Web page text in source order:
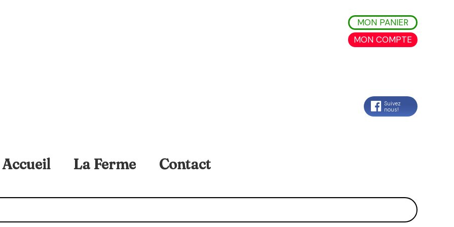
MON PANIER
MON COMPTE
Suivez
nous!
Accueil La Ferme Contact